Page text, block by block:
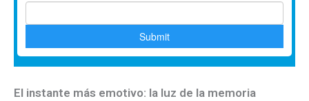
El instante más emotivo: la luz de la memoria